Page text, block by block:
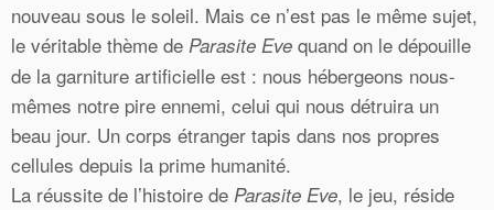
nouveau sous le soleil. Mais ce n’est pas le même sujet,
le véritable thème de Parasite Eve quand on le dépouille
de la garniture artificielle est : nous hébergeons nous-
mêmes notre pire ennemi, celui qui nous détruira un
beau jour. Un corps étranger tapis dans nos propres
cellules depuis la prime humanité.
La réussite de l’histoire de Parasite Eve, le jeu, réside